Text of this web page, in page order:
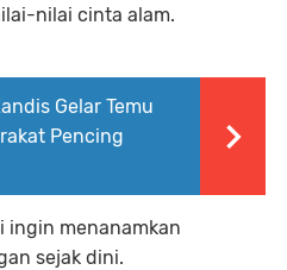
nilai cinta alam.
Gelar Temu
Pencing
ingin menanamkan
sejak dini.